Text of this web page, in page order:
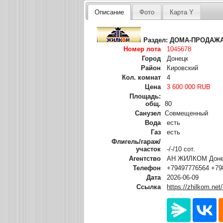
Описание Фото Карта Y
Раздел:ДОМА-
Номер лота
1045678
Город
Донецк
Район
Кировский
Кол. комнат
4
Цена
3 600 000 RUB
Площадь:
общ.
80
Санузел Совмещенный
Вода
есть
Газ
есть
Флигель/гараж/
участок
-/-/10 сот.
Агентство
АН ЖИЛКОМ
Телефон
+79497776564
Дата
2026-06-09
Ссылка
https://